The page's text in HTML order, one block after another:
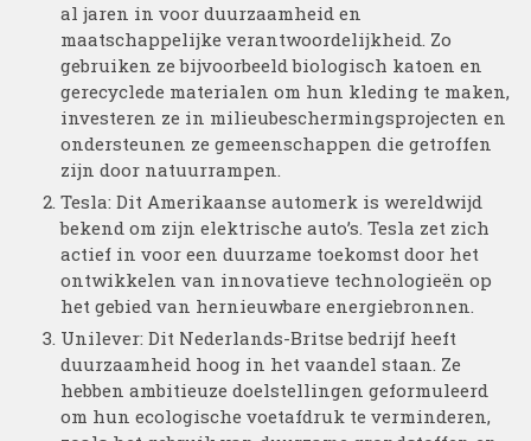
al jaren in voor duurzaamheid en
maatschappelijke verantwoordelijkheid. Zo
gebruiken ze bijvoorbeeld biologisch katoen en
gerecyclede materialen om hun kleding te maken,
investeren ze in milieubeschermingsprojecten en
ondersteunen ze gemeenschappen die getroffen
zijn door natuurrampen.
Tesla: Dit Amerikaanse automerk is wereldwijd
bekend om zijn elektrische auto’s. Tesla zet zich
actief in voor een duurzame toekomst door het
ontwikkelen van innovatieve technologieën op
het gebied van hernieuwbare energiebronnen.
Unilever: Dit Nederlands-Britse bedrijf heeft
duurzaamheid hoog in het vaandel staan. Ze
hebben ambitieuze doelstellingen geformuleerd
om hun ecologische voetafdruk te verminderen,